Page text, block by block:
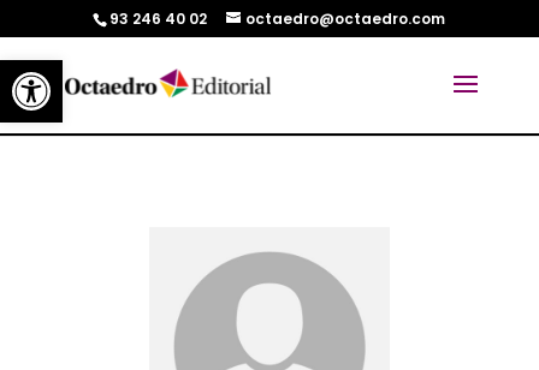
Abrir barra de herramientas
93 246 40 02 octaedro@octaedro.com